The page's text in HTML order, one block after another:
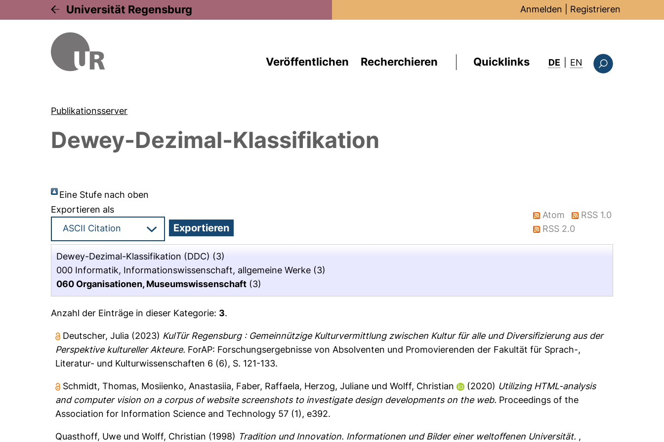
Universität Regensburg Anmelden Registrieren
Veröffentlichen Recherchieren Quicklinks DE EN : this page in
Publikationsserver
Dewey-Dezimal-Klassifikation
Eine Stufe nach oben
Exportieren als
Atom
RSS 1.0
RSS 2.0
Dewey-Dezimal-Klassifikation (DDC) (3)
000 Informatik, Informationswissenschaft, allgemeine Werke (3)
060 Organisationen, Museumswissenschaft (3)
Anzahl der Einträge in dieser Kategorie: 3.
Deutscher, Julia (2023) KulTür Regensburg : Gemeinnützige Kulturvermittlung zwischen Kultur für alle und Diversifizierung aus der
Perspektive kultureller Akteure. ForAP: Forschungsergebnisse von Absolventen und Promovierenden der Fakultät für Sprach-,
Literatur- und Kulturwissenschaften 6 (6), S. 121-133.
Schmidt, Thomas, Mosiienko, Anastasiia, Faber, Raffaela, Herzog, Juliane undWolff, Christian (2020) Utilizing HTML-analysis
and computer vision on a corpus of website screenshots to investigate design developments on the web. Proceedings of the
Association for Information Science and Technology 57 (1), e392.
Quasthoff, Uwe undWolff, Christian (1998) Tradition und Innovation. Informationen und Bilder einer weltoffenen Universität. ,